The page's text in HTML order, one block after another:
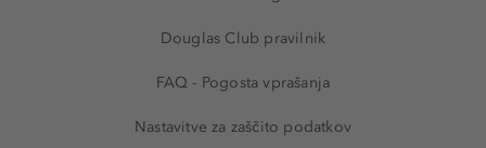
Douglas Club pravilnik
FAQ - Pogosta vprašanja
Nastavitve za zaščito podatkov